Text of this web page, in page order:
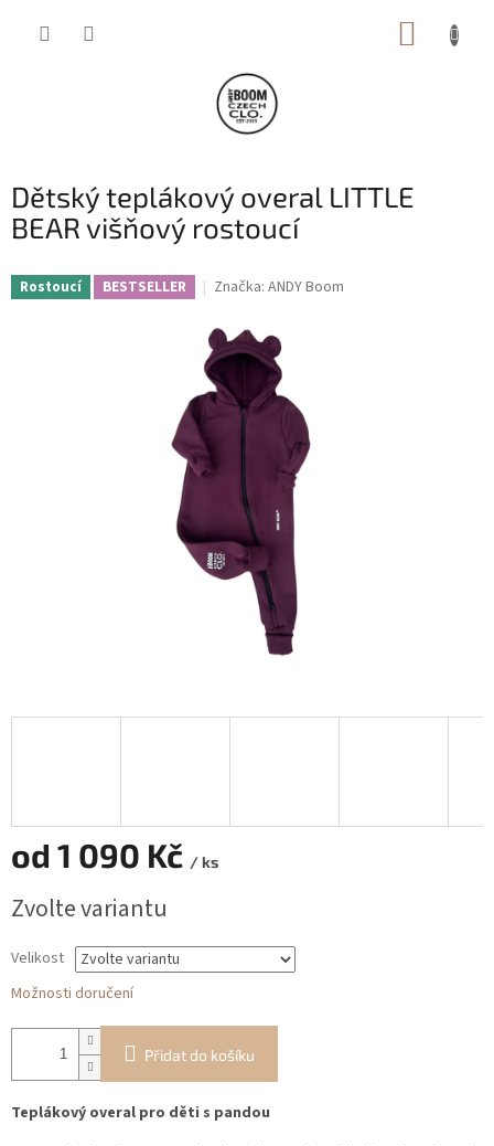
Dětský teplákový overal LITTLE
BEAR višňový rostoucí
Rostoucí BESTSELLER Značka: ANDY Boom
od 1 090 Kč / ks
cena:
Zvolte variantu
Velikost
Možnosti doručení
Přidat do košíku
Teplákový overal pro děti s pandou